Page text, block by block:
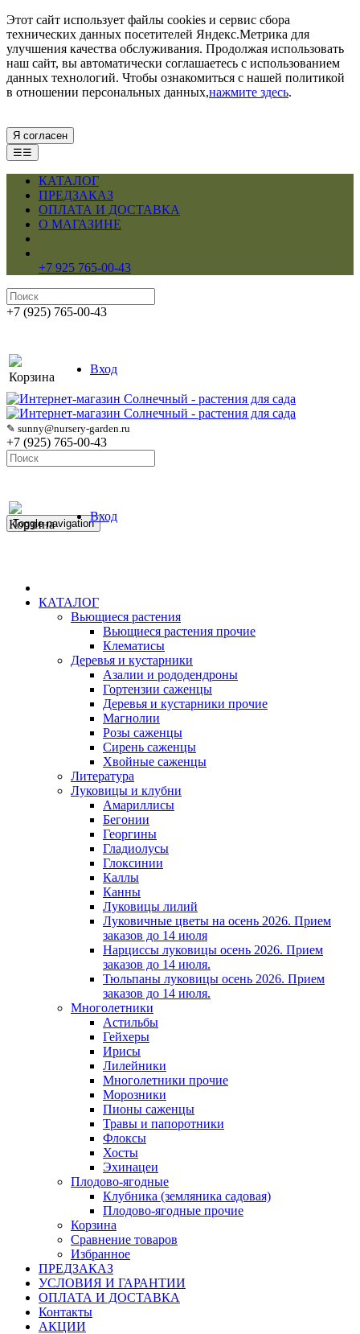
Этот сайт использует файлы cookies и сервис сбора
технических данных посетителей Яндекс.Метрика для
улучшения качества обслуживания. Продолжая использовать
наш сайт, вы автоматически соглашаетесь с использованием
данных технологий. Чтобы ознакомиться с нашей политикой
в отношении персональных данных,нажмите здесь.
Я согласен
☰☰
КАТАЛОГ
ПРЕДЗАКАЗ
ОПЛАТА И ДОСТАВКА
О МАГАЗИНЕ
+7 925 765-00-43
+7 (925) 765-00-43
Корзина
Вход
✎ sunny@nursery-garden.ru
+7 (925) 765-00-43
Корзина
Вход
Toggle navigation
КАТАЛОГ
Вьющиеся растения
Вьющиеся растения прочие
Клематисы
Деревья и кустарники
Азалии и рододендроны
Гортензии саженцы
Деревья и кустарники прочие
Магнолии
Розы саженцы
Сирень саженцы
Хвойные саженцы
Литература
Луковицы и клубни
Амариллисы
Бегонии
Георгины
Гладиолусы
Глоксинии
Каллы
Канны
Луковицы лилий
Луковичные цветы на осень 2026. Прием
заказов до 14 июля
Нарциссы луковицы осень 2026. Прием
заказов до 14 июля.
Тюльпаны луковицы осень 2026. Прием
заказов до 14 июля.
Многолетники
Астильбы
Гейхеры
Ирисы
Лилейники
Многолетники прочие
Морозники
Пионы саженцы
Травы и папоротники
Флоксы
Хосты
Эхинацеи
Плодово-ягодные
Клубника (земляника садовая)
Плодово-ягодные прочие
Корзина
Сравнение товаров
Избранное
ПРЕДЗАКАЗ
УСЛОВИЯ И ГАРАНТИИ
ОПЛАТА И ДОСТАВКА
Контакты
АКЦИИ